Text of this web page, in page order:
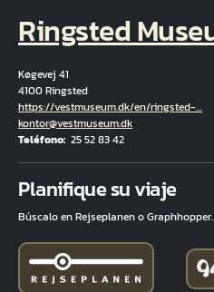
Ringsted
Køgevej 41
4100 Ringsted
Hjemmeside
https://vestmuseum.dk/en/ringsted-…
Correo electrónico
kontor@vestmuseum.dk
Teléfono 25 52 83 42
Planifique su viaje
Búscalo en Rejseplanen o Graphhopper.